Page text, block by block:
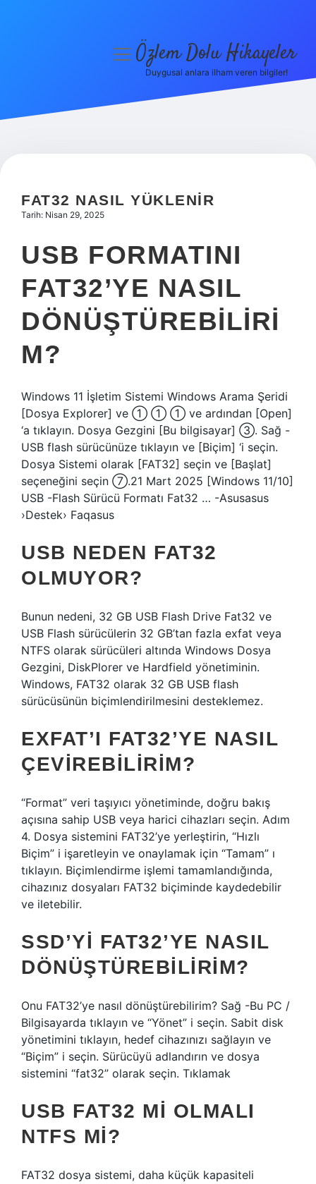
Hakkımızda
menüyüÖzlem Dolu Hikayeler
Duygusal anlara ilham veren bilgiler!
FAT32 NASIL YÜKLENIR
Tarih: Nisan 29, 2025
USB FORMATINI
FAT32’YE NASIL
DÖNÜŞTÜREBILIRI
M?
Windows 11 İşletim Sistemi Windows Arama Şeridi
[Dosya Explorer] ve ① ① ① ve ardından [Open]
‘a tıklayın. Dosya Gezgini [Bu bilgisayar] ③. Sağ -
USB flash sürücünüze tıklayın ve [Biçim] ‘i seçin.
Dosya Sistemi olarak [FAT32] seçin ve [Başlat]
seçeneğini seçin ⑦.21 Mart 2025 [Windows 11/10]
USB -Flash Sürücü Formatı Fat32 … -Asusasus
›Destek› Faqasus
USB NEDEN FAT32
OLMUYOR?
Bunun nedeni, 32 GB USB Flash Drive Fat32 ve
USB Flash sürücülerin 32 GB’tan fazla exfat veya
NTFS olarak sürücüleri altında Windows Dosya
Gezgini, DiskPlorer ve Hardfield yönetiminin.
Windows, FAT32 olarak 32 GB USB flash
sürücüsünün biçimlendirilmesini desteklemez.
EXFAT’I FAT32’YE NASIL
ÇEVIREBILIRIM?
“Format” veri taşıyıcı yönetiminde, doğru bakış
açısına sahip USB veya harici cihazları seçin. Adım
4. Dosya sistemini FAT32’ye yerleştirin, “Hızlı
Biçim” i işaretleyin ve onaylamak için “Tamam” ı
tıklayın. Biçimlendirme işlemi tamamlandığında,
cihazınız dosyaları FAT32 biçiminde kaydedebilir
ve iletebilir.
SSD’YI FAT32’YE NASIL
DÖNÜŞTÜREBILIRIM?
Onu FAT32’ye nasıl dönüştürebilirim? Sağ -Bu PC /
Bilgisayarda tıklayın ve “Yönet” i seçin. Sabit disk
yönetimini tıklayın, hedef cihazınızı sağlayın ve
“Biçim” i seçin. Sürücüyü adlandırın ve dosya
sistemini “fat32” olarak seçin. Tıklamak
USB FAT32 MI OLMALI
NTFS MI?
FAT32 dosya sistemi, daha küçük kapasiteli